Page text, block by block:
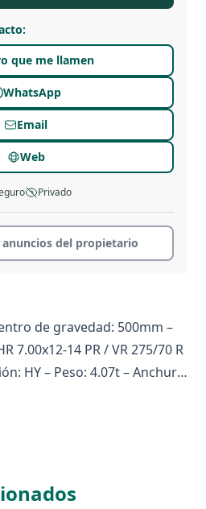
de gravedad: 500mm –
7.00x12-14 PR / VR 275/70 R
HY – Peso: 4.07t – Anchura
:
que me llamen
WhatsApp
Email
Web
Privado
del propietario